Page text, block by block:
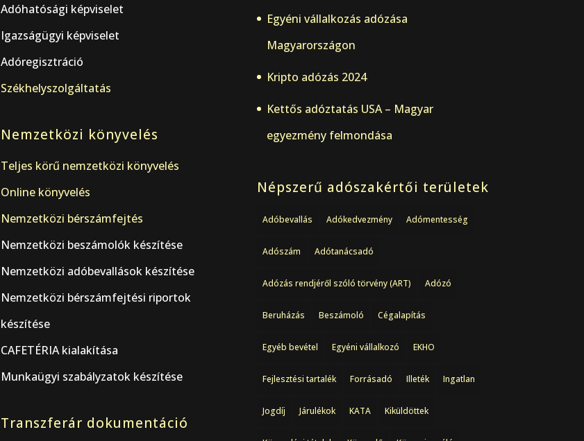
Adóhatósági képviselet
Igazságügyi képviselet
Adóregisztráció
Székhelyszolgáltatás
Nemzetközi könyvelés
Teljes körű nemzetközi könyvelés
Online könyvelés
Nemzetközi bérszámfejtés
Nemzetközi beszámolók készítése
Nemzetközi adóbevallások készítése
Nemzetközi bérszámfejtési riportok
készítése
CAFETÉRIA kialakítása
Munkaügyi szabályzatok készítése
Transzferár dokumentáció
Egyéni vállalkozás adózása
Magyarországon
Kripto adózás 2024
Kettős adóztatás USA – Magyar
egyezmény felmondása
Népszerű adószakértői területek
Adóbevallás Adókedvezmény Adómentesség
Adószám Adótanácsadó
Adózás rendjéről szóló törvény (ART) Adózó
Beruházás Beszámoló Cégalapítás
Egyéb bevétel Egyéni vállalkozó EKHO
Fejlesztési tartalék Forrásadó Illeték Ingatlan
Jogdíj Járulékok KATA Kiküldöttek